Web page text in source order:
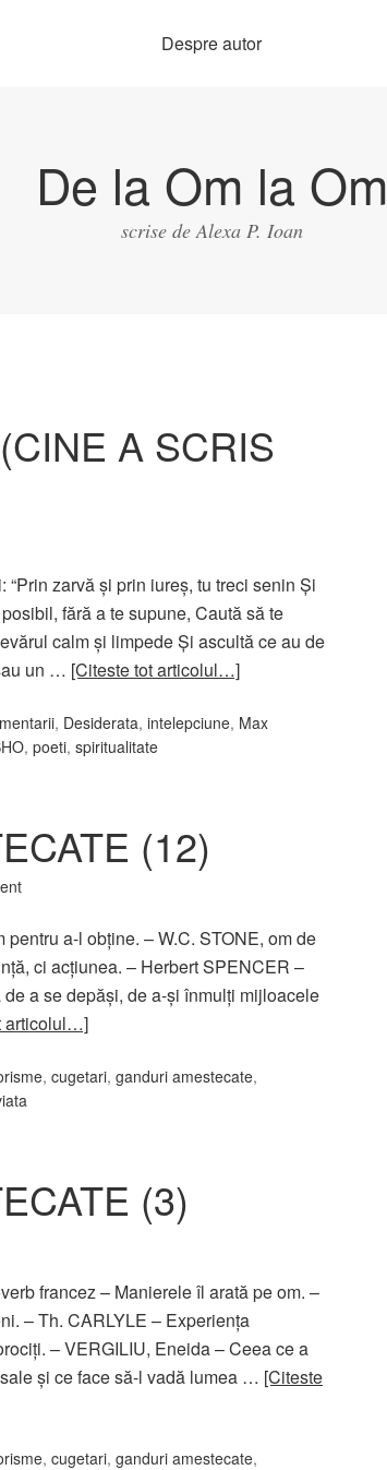
Despre autor
De la Om la Om
scrise de Alexa P. Ioan
A SCRIS
zarvă şi prin iureş, tu treci senin Şi
fără a te supune, Caută să te
calm şi limpede Și ascultă ce au de
un … [Citeste tot articolul…]
, Desiderata, intelepciune, Max
, poeti, spiritualitate
(12)
a-l obţine. – W.C. STONE, om de
ci acţiunea. – Herbert SPENCER –
a se depăşi, de a-şi înmulţi mijloacele
articolul…]
, cugetari, ganduri amestecate,
(3)
francez – Manierele îl arată pe om. –
– Th. CARLYLE – Experienţa
– VERGILIU, Eneida – Ceea ce a
şi ce face să-l vadă lumea … [Citeste
, cugetari, ganduri amestecate,